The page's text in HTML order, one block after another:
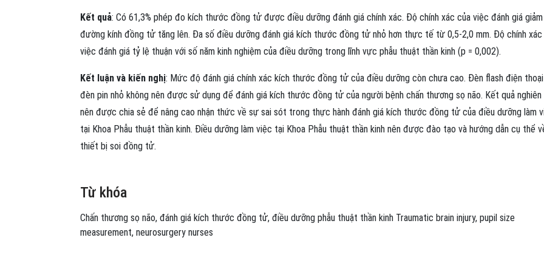
Kết quả: Có 61,3% phép đo kích thước đồng tử được điều dưỡng đánh giá chính xác. Độ chính xác của việc đánh giá
đường kính đồng tử tăng lên. Đa số điều dưỡng đánh giá kích thước đồng tử nhỏ hơn thực tế từ 0,5-2,0 mm. Độ chính xác
việc đánh giá tỷ lệ thuận với số năm kinh nghiệm của điều dưỡng trong lĩnh vực phẫu thuật thần kinh (p = 0,002).
Kết luận và kiến nghị: Mức độ đánh giá chính xác kích thước đồng tử của điều dưỡng còn chưa cao. Đèn flash điện
đèn pin nhỏ không nên được sử dụng để đánh giá kích thước đồng tử của người bệnh chấn thương sọ não. Kết quả
nên được chia sẻ để nâng cao nhận thức về sự sai sót trong thực hành đánh giá kích thước đồng tử của điều dưỡng làm
tại Khoa Phẫu thuật thần kinh. Điều dưỡng làm việc tại Khoa Phẫu thuật thần kinh nên được đào tạo và hướng dẫn cụ thể
thiết bị soi đồng tử.
Từ khóa
Chấn thương sọ não, đánh giá kích thước đồng tử, điều dưỡng phẫu thuật thần kinh Traumatic brain injury, pupil size
measurement, neurosurgery nurses